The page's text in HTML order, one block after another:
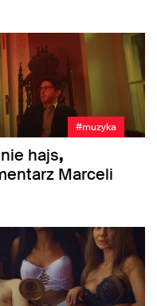
#muzyka
hajs,
Marceli